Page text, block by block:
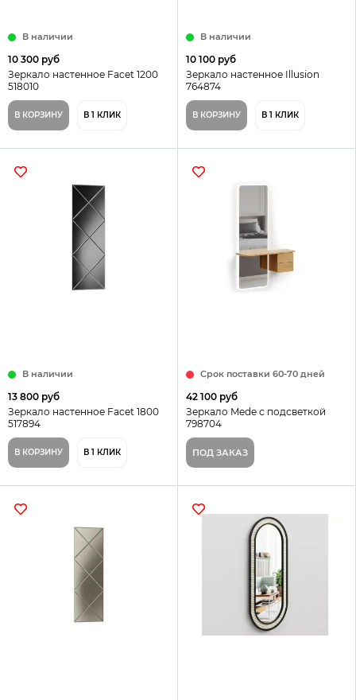
В наличии
10 300 руб
Зеркало настенное Facet 1200
518010
В КОРЗИНУ В 1 КЛИК
В наличии
10 100 руб
Зеркало настенное Illusion
764874
В КОРЗИНУ В 1 КЛИК
В наличии
13 800 руб
Зеркало настенное Facet 1800
517894
В КОРЗИНУ В 1 КЛИК
Срок поставки 60-70 дней
42 100 руб
Зеркало Mede с подсветкой
798704
ПОД ЗАКАЗ